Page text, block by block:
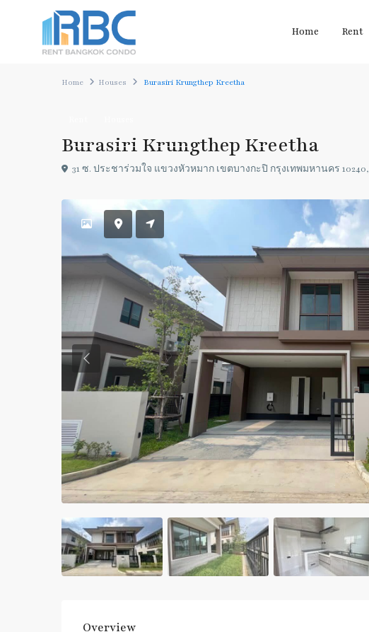
Home Rent
Home Houses Burasiri Krungthep Kreetha
Burasiri Krungthep Kreetha
31 ซ. ประชาร่วมใจ แขวงหัวหมาก เขตบางกะปิ กรุงเทพมหานคร 10240,
Previous
Overview